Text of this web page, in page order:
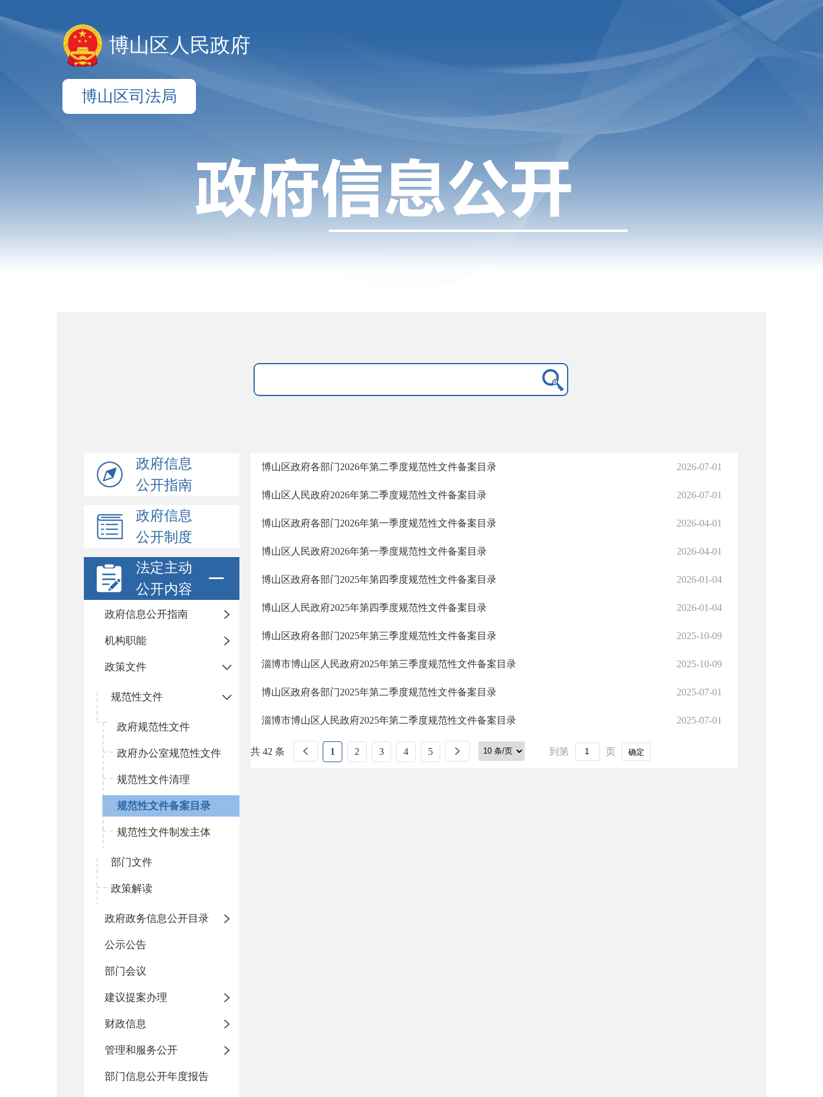
博山区人民政府
博山区司法局
政府信息
公开指南
政府信息
公开制度
法定主动
公开内容
政府信息公开指南
机构职能
政策文件
规范性文件
政府规范性文件
政府办公室规范性文件
规范性文件清理
规范性文件备案目录
规范性文件制发主体
部门文件
政策解读
政府政务信息公开目录
公示公告
部门会议
建议提案办理
财政信息
管理和服务公开
部门信息公开年度报告
博山区政府各部门2026年第二季度规范性文件备案目录 2026-07-01
博山区人民政府2026年第二季度规范性文件备案目录 2026-07-01
博山区政府各部门2026年第一季度规范性文件备案目录 2026-04-01
博山区人民政府2026年第一季度规范性文件备案目录 2026-04-01
博山区政府各部门2025年第四季度规范性文件备案目录 2026-01-04
博山区人民政府2025年第四季度规范性文件备案目录 2026-01-04
博山区政府各部门2025年第三季度规范性文件备案目录 2025-10-09
淄博市博山区人民政府2025年第三季度规范性文件备案目录 2025-10-09
博山区政府各部门2025年第二季度规范性文件备案目录 2025-07-01
淄博市博山区人民政府2025年第二季度规范性文件备案目录 2025-07-01
共 42 条 1 2 3 4 5 到第 页 确定